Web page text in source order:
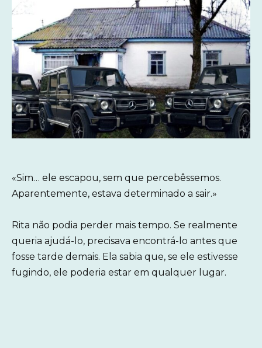
«Sim… ele escapou, sem que percebêssemos.
Aparentemente, estava determinado a sair.»
Rita não podia perder mais tempo. Se realmente
queria ajudá-lo, precisava encontrá-lo antes que
fosse tarde demais. Ela sabia que, se ele estivesse
fugindo, ele poderia estar em qualquer lugar.